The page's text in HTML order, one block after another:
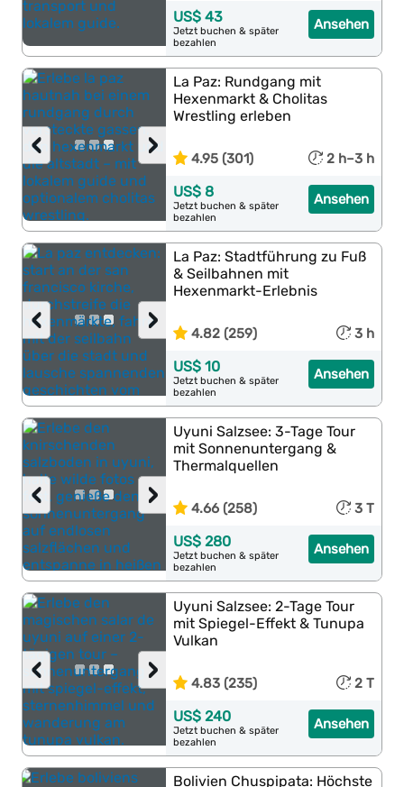
Ansehen
US$ 43
Jetzt buchen & später
bezahlen
›
‹
La Paz: Rundgang mit
Hexenmarkt & Cholitas
Wrestling erleben
4.95 (301) 2 h–3 h
Ansehen
US$ 8
Jetzt buchen & später
bezahlen
›
‹
La Paz: Stadtführung zu Fuß
& Seilbahnen mit
Hexenmarkt-Erlebnis
4.82 (259) 3 h
Ansehen
US$ 10
Jetzt buchen & später
bezahlen
›
‹
Uyuni Salzsee: 3-Tage Tour
mit Sonnenuntergang &
Thermalquellen
4.66 (258) 3 T
Ansehen
US$ 280
Jetzt buchen & später
bezahlen
›
‹
Uyuni Salzsee: 2-Tage Tour
mit Spiegel-Effekt & Tunupa
Vulkan
4.83 (235) 2 T
Ansehen
US$ 240
Jetzt buchen & später
bezahlen
Bolivien Chuspipata: Höchste